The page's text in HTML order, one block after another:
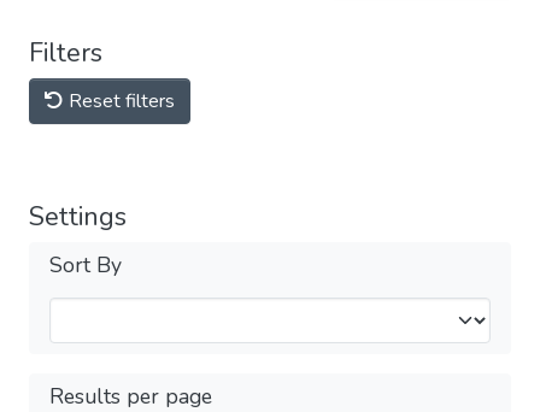
Filters
Reset filters
Settings
Sort By
Results per page